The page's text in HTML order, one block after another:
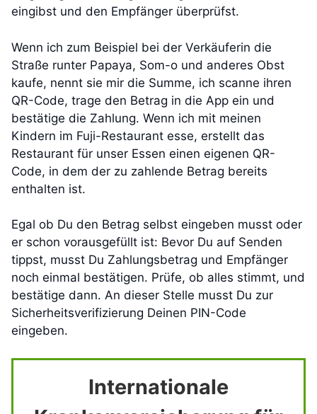
eingibst und den Empfänger überprüfst.
Wenn ich zum Beispiel bei der Verkäuferin die
Straße runter Papaya, Som-o und anderes Obst
kaufe, nennt sie mir die Summe, ich scanne ihren
QR-Code, trage den Betrag in die App ein und
bestätige die Zahlung. Wenn ich mit meinen
Kindern im Fuji-Restaurant esse, erstellt das
Restaurant für unser Essen einen eigenen QR-
Code, in dem der zu zahlende Betrag bereits
enthalten ist.
Egal ob Du den Betrag selbst eingeben musst oder
er schon vorausgefüllt ist: Bevor Du auf Senden
tippst, musst Du Zahlungsbetrag und Empfänger
noch einmal bestätigen. Prüfe, ob alles stimmt, und
bestätige dann. An dieser Stelle musst Du zur
Sicherheitsverifizierung Deinen PIN-Code
eingeben.
Internationale